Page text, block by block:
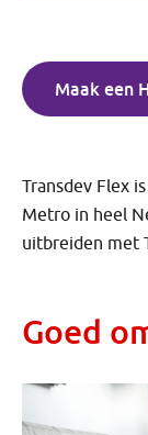
Maak een
Transdev Flex
Metro in heel
uitbreiden met
Goed